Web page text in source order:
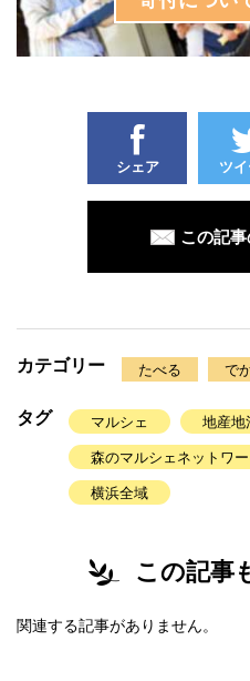
シェア ツ
この記
カテゴリー たべる で
タグ マルシェ 地産地
森のマルシェネットワー
横浜全域
この記事
関連する記事がありません。